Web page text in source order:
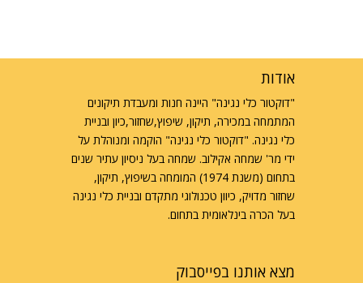
אודות
"דוקטור כלי נגינה" היינה חנות ומעבדת תיקונים
המתמחה במכירה, תיקון, שיפוץ,שחזור,כיון ובניית
כלי נגינה. "דוקטור כלי נגינה" הוקמה ומנוהלת על
ידי מר' שמחה אקילוב. שמחה בעל ניסיון עתיר שנים
בתחום (משנת 1974) המומחה בשיפוץ, תיקון,
שחזור מדויק, כיוון טכנולוגי מתקדם ובניית כלי נגינה
בעל הכרה בינלאומית בתחום.
מצא אותנו בפייסבוק